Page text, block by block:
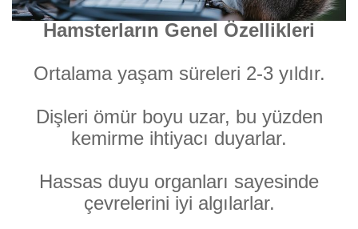
Hamsterların Genel Özellikleri
Ortalama yaşam süreleri 2-3 yıldır.
Dişleri ömür boyu uzar, bu yüzden
kemirme ihtiyacı duyarlar.
Hassas duyu organları sayesinde
çevrelerini iyi algılarlar.